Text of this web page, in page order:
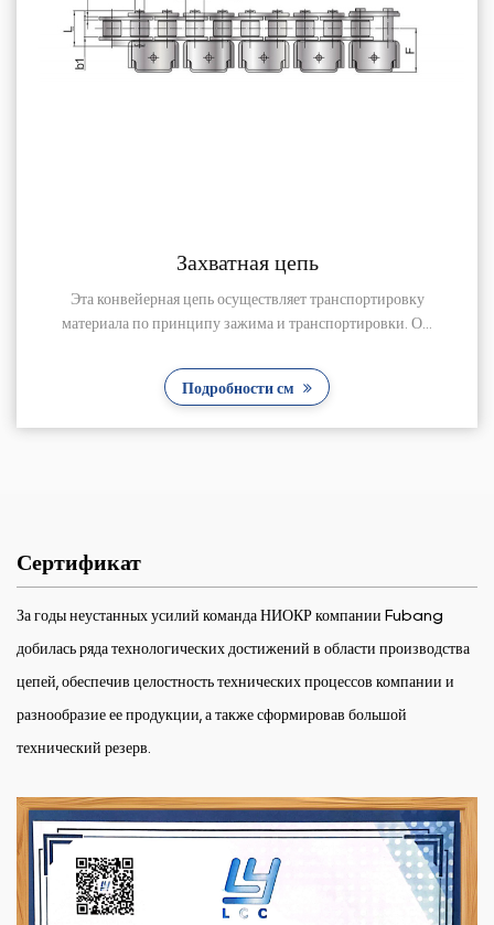
О...
Конвейерная цепь
Эта конвейерная цепь из
используется для
Сертификат
За годы неустанных усилий команда НИОКР компании Fubang
добилась ряда технологических достижений в области производства
цепей, обеспечив целостность технических процессов компании и
разнообразие ее продукции, а также сформировав большой
технический резерв.